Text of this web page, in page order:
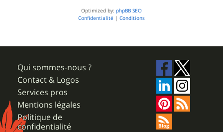
Optimized by: phpBB SEO
Confidentialité | Conditions
Qui sommes-nous ?
Contact & Logos
Services pros
Mentions légales
Politique de
confidentialité